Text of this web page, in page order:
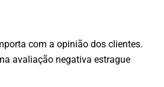
com a opinião dos clientes.
avaliação negativa estrague